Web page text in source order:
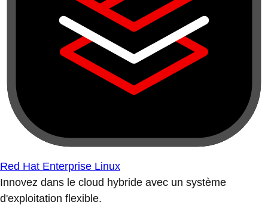
Red Hat Enterprise Linux
Innovez dans le cloud hybride avec un système
d'exploitation flexible.